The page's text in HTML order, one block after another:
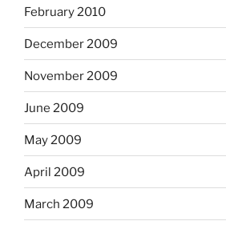
February 2010
December 2009
November 2009
June 2009
May 2009
April 2009
March 2009